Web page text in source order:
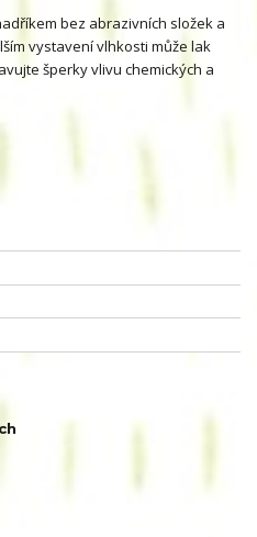
bez abrazivních složek a
vystavení vlhkosti může lak
šperky vlivu chemických a